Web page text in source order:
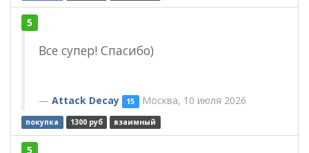
5
Все супер! Спасибо)
Attack Decay 15 Москва, 10 июля 2026
покупка 1300 руб взаимный
5